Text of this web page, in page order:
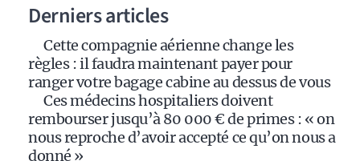
Derniers articles
Cette compagnie aérienne change les
règles : il faudra maintenant payer pour
ranger votre bagage cabine au dessus de vous
Ces médecins hospitaliers doivent
rembourser jusqu’à 80 000 € de primes : « on
nous reproche d’avoir accepté ce qu’on nous a
donné »